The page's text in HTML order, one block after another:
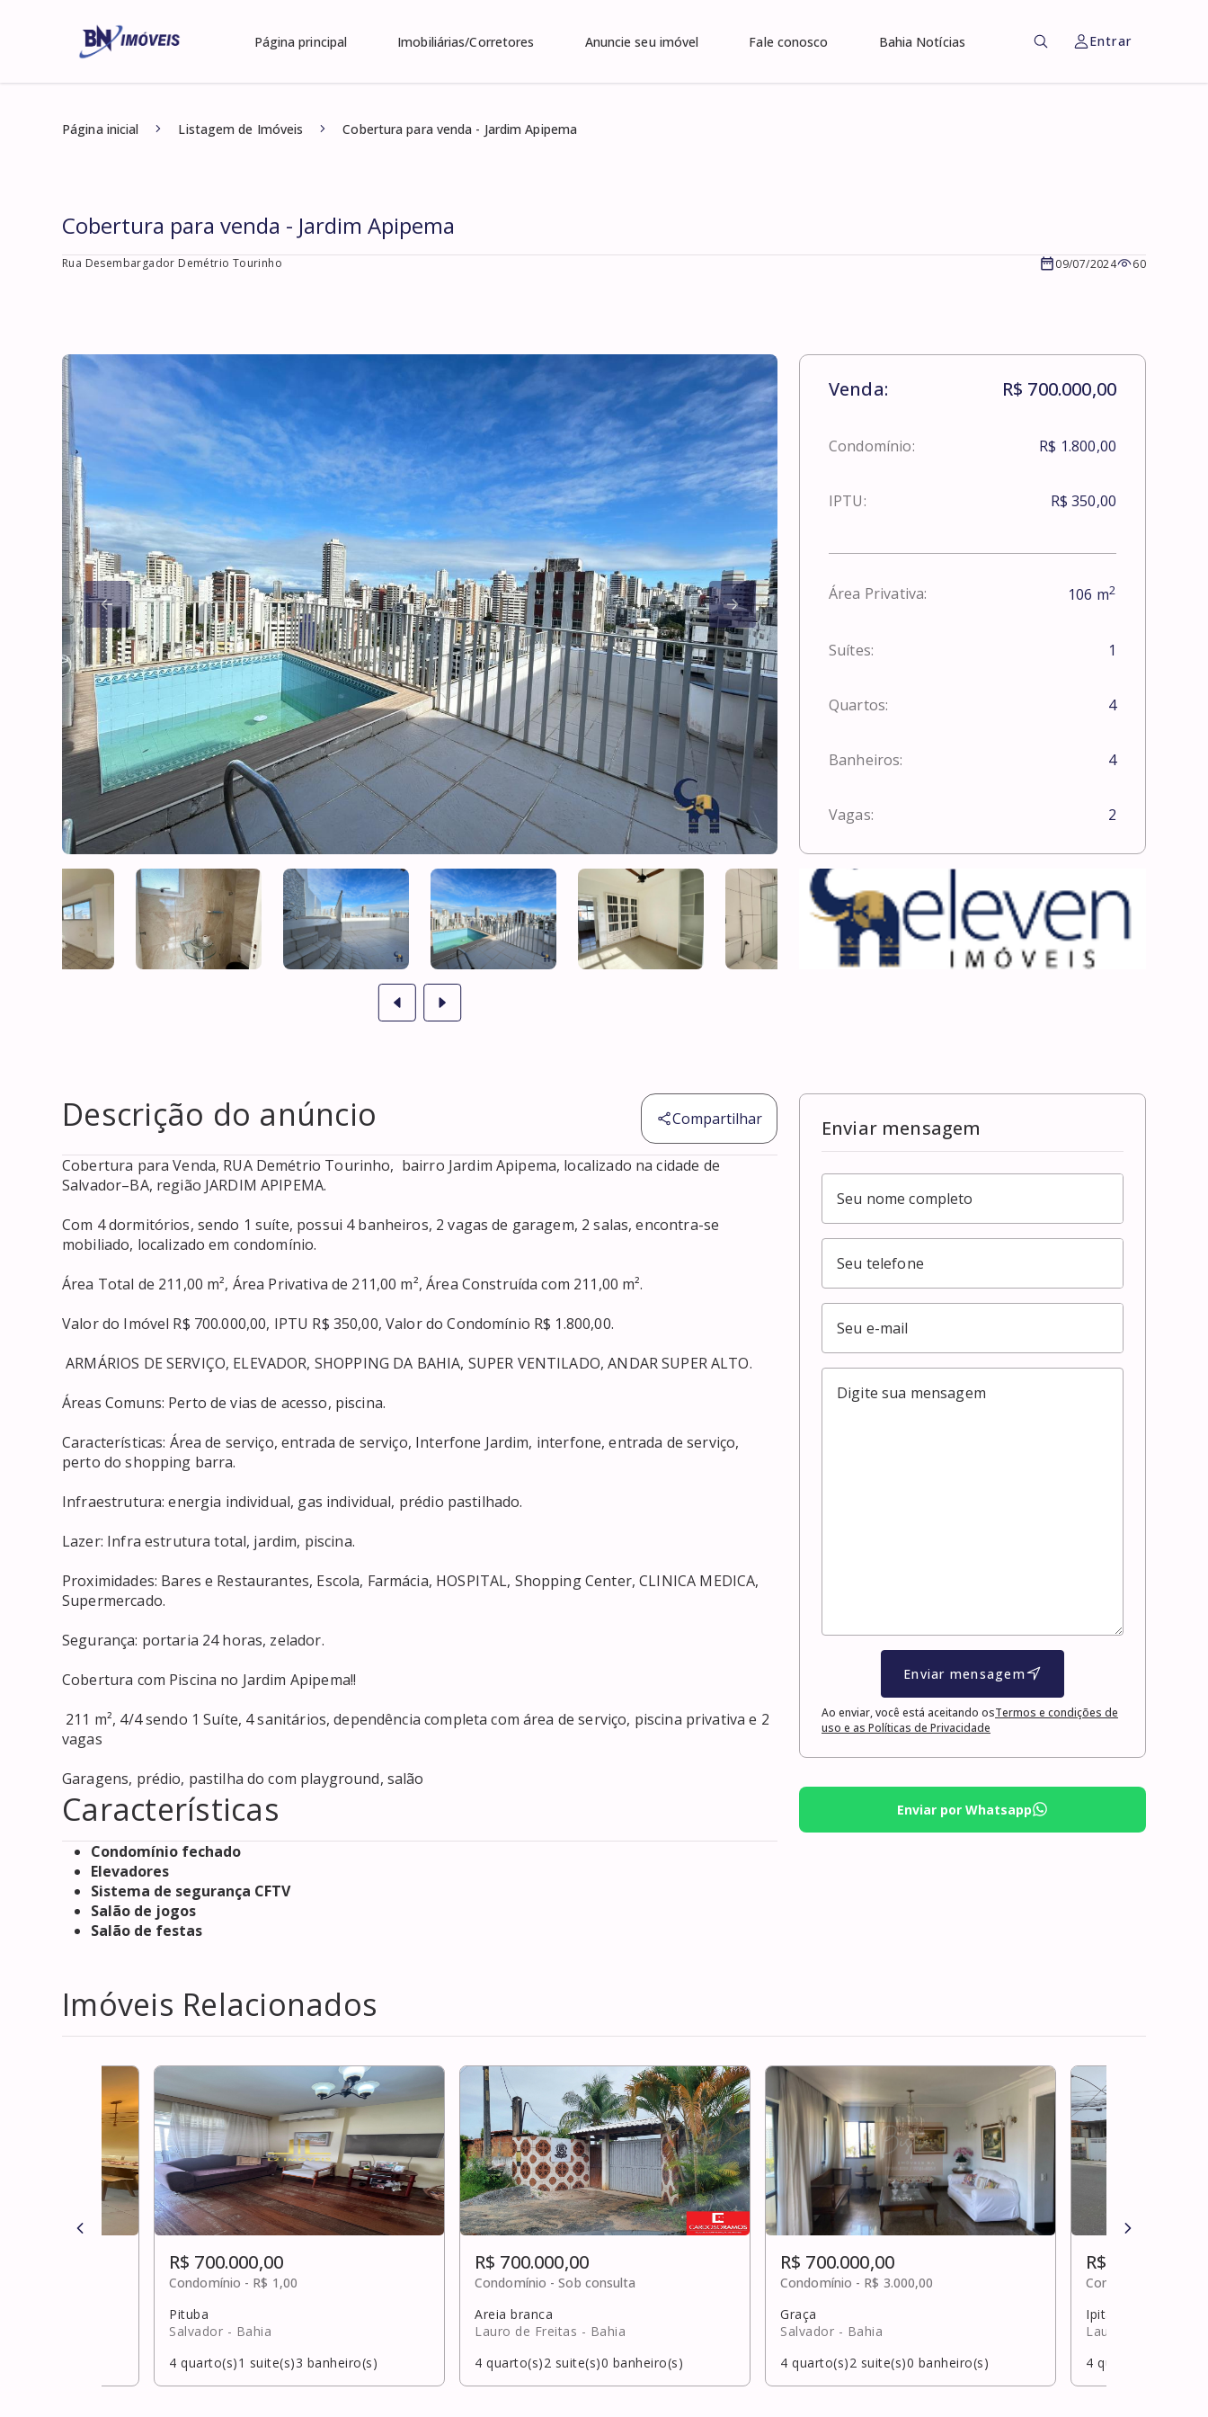
Página principal Imobiliárias/Corretores Anuncie seu imóvel Fale conosco Bahia Notícias Entrar
Página inicial Listagem de Imóveis Cobertura para venda - Jardim Apipema
Cobertura para venda - Jardim Apipema
Rua Desembargador Demétrio Tourinho 09/07/2024 60
Venda: R$ 700.000,00
Condomínio: R$ 1.800,00
IPTU: R$ 350,00
Área Privativa: 106 m2
Suítes: 1
Quartos: 4
Banheiros: 4
Vagas: 2
Descrição do anúncio Compartilhar
Cobertura para Venda, RUA Demétrio Tourinho,  bairro Jardim Apipema, localizado na cidade de
Salvador–BA, região JARDIM APIPEMA.
Com 4 dormitórios, sendo 1 suíte, possui 4 banheiros, 2 vagas de garagem, 2 salas, encontra-se
mobiliado, localizado em condomínio.
Área Total de 211,00 m², Área Privativa de 211,00 m², Área Construída com 211,00 m².
Valor do Imóvel R$ 700.000,00, IPTU R$ 350,00, Valor do Condomínio R$ 1.800,00.
ARMÁRIOS DE SERVIÇO, ELEVADOR, SHOPPING DA BAHIA, SUPER VENTILADO, ANDAR SUPER ALTO.
Áreas Comuns: Perto de vias de acesso, piscina.
Características: Área de serviço, entrada de serviço, Interfone Jardim, interfone, entrada de serviço,
perto do shopping barra.
Infraestrutura: energia individual, gas individual, prédio pastilhado.
Lazer: Infra estrutura total, jardim, piscina.
Proximidades: Bares e Restaurantes, Escola, Farmácia, HOSPITAL, Shopping Center, CLINICA MEDICA,
Supermercado.
Segurança: portaria 24 horas, zelador.
Cobertura com Piscina no Jardim Apipema!!
211 m², 4/4 sendo 1 Suíte, 4 sanitários, dependência completa com área de serviço, piscina privativa e 2
vagas
Garagens, prédio, pastilha do com playground, salão
Características
Condomínio fechado
Elevadores
Sistema de segurança CFTV
Salão de jogos
Salão de festas
Enviar mensagem
Enviar mensagem
Ao enviar, você está aceitando osTermos e condições de
uso e as Políticas de Privacidade
Enviar por Whatsapp
Imóveis Relacionados
R$ 700.000,00
Condomínio - R$ 1,00
Pituba
Salvador - Bahia
4 quarto(s)1 suite(s)3 banheiro(s)
R$ 700.000,00
Condomínio -Sob consulta
Areia branca
Lauro de Freitas - Bahia
4 quarto(s)2 suite(s)0 banheiro(s)
R$ 700.000,00
Condomínio - R$ 3.000,00
Graça
Salvador - Bahia
4 quarto(s)2 suite(s)0 banheiro(s)
R$ 700.000,00
Condomínio -
Ipitanga
Lauro de Freitas
4 quarto(s)